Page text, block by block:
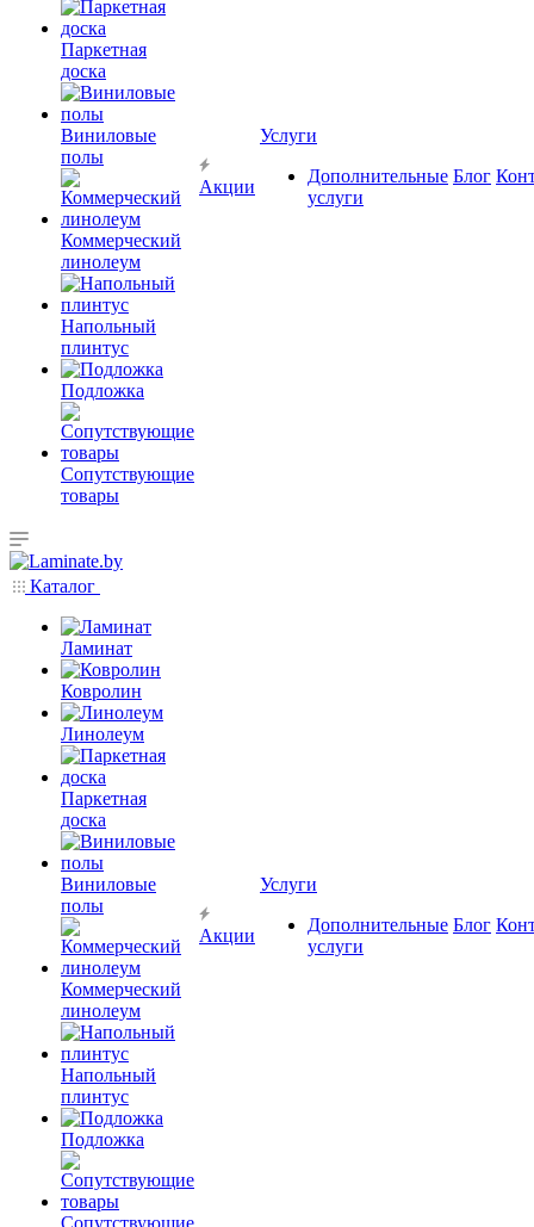
Паркетная
доска
Виниловые
полы
Коммерческий
линолеум
Напольный
плинтус
Подложка
Сопутствующие
товары
Акции
Услуги
Дополнительные
услуги
Блог
Каталог
Ламинат
Ковролин
Линолеум
Паркетная
доска
Виниловые
полы
Коммерческий
линолеум
Напольный
плинтус
Подложка
Сопутствующие
Акции
Услуги
Дополнительные
услуги
Блог